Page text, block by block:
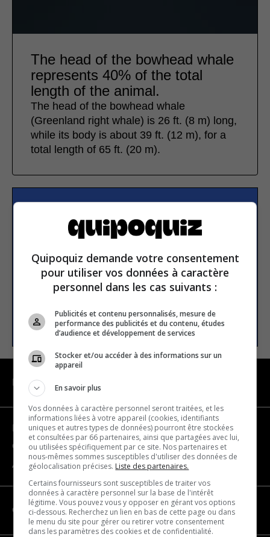
The head of the bowhead whale
represents 40% of the total
length of the animal.
The head of the bowhead whale
(Greenland right whale) is 26 ft. (8 m) long,
while its body is about 39 ft. (12 m), for a
total length of 65 ft. (20 m).
newsletter
Email address
SUBSCRIBE
NAVIGATION
Become a partner
Contact us
About us
CATEGORIES
Quipoquiz demande votre consentement
pour utiliser vos données à caractère
personnel dans les cas suivants :
Publicités et contenu personnalisés, mesure de
performance des publicités et du contenu, études
d’audience et développement de services
Stocker et/ou accéder à des informations sur un
appareil
En savoir plus
Vos données à caractère personnel seront traitées, et les
informations liées à votre appareil (cookies, identifiants
uniques et autres types de données) pourront être stockées
et consultées par 66 partenaires, ainsi que partagées avec lui,
ou utilisées spécifiquement par ce site. Nos partenaires et
nous-mêmes sommes susceptibles d'utiliser des données de
géolocalisation précises. Liste des partenaires.
Certains fournisseurs sont susceptibles de traiter vos
données à caractère personnel sur la base de l'intérêt
légitime. Vous pouvez vous y opposer en gérant vos options
ci-dessous. Recherchez un lien en bas de cette page ou dans
le menu du site pour gérer ou retirer votre consentement
dans les paramètres des cookies et de confidentialité.